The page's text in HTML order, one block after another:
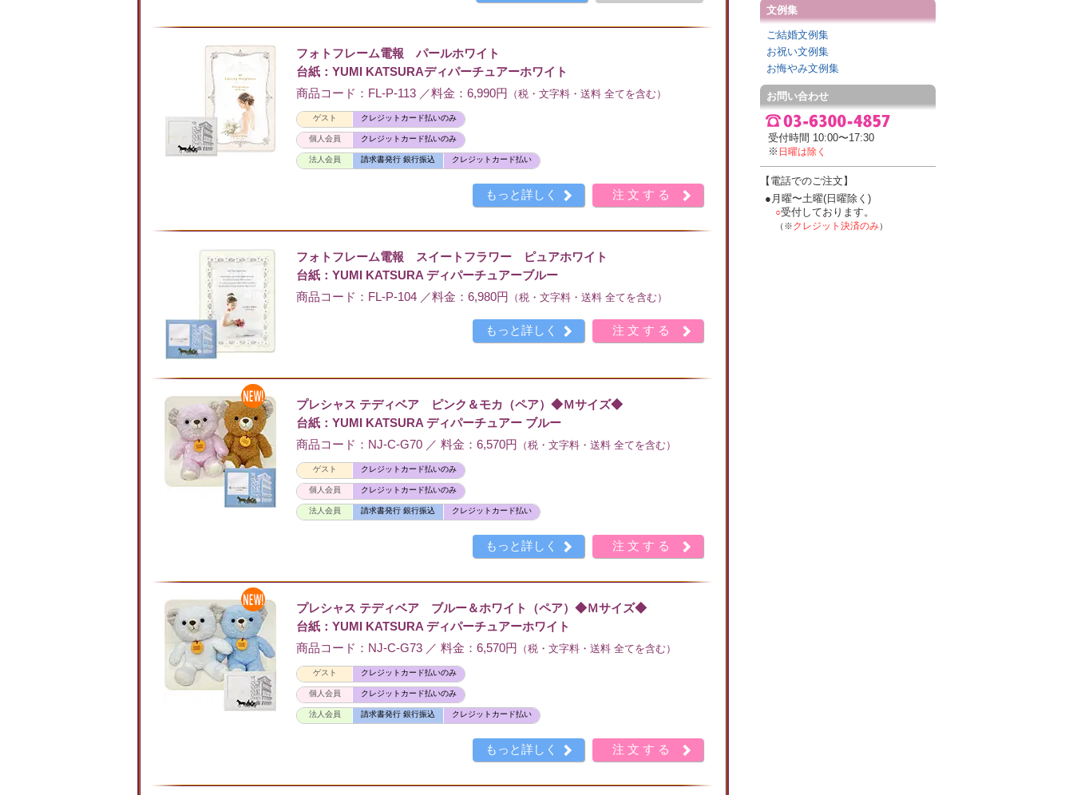
フォトフレーム電報 パールホワイト
台紙：YUMI KATSURAディパーチュアーホワイト
商品コード：FL-P-113 ／料金：6,990円
（税・文字料・送料 全てを含む）
ゲスト クレジットカード払いのみ
個人会員 クレジットカード払いのみ
法人会員 請求書発行 銀行振込 クレジットカード払い
もっと詳しく 注文する
フォトフレーム電報 スイートフラワー ピュアホワイト
台紙：YUMI KATSURA ディパーチュアーブルー
商品コード：FL-P-104 ／料金：6,980円
（税・文字料・送料 全てを含む）
もっと詳しく 注文する
プレシャス テディベア ピンク＆モカ（ペア）◆Ｍサイズ◆
台紙：YUMI KATSURA ディパーチュアー ブルー
商品コード：NJ-C-G70 ／ 料金：6,570円
（税・文字料・送料 全てを含む）
ゲスト クレジットカード払いのみ
個人会員 クレジットカード払いのみ
法人会員 請求書発行 銀行振込 クレジットカード払い
もっと詳しく 注文する
プレシャス テディベア ブルー＆ホワイト（ペア）◆Ｍサイズ◆
台紙：YUMI KATSURA ディパーチュアーホワイト
商品コード：NJ-C-G73 ／ 料金：6,570円
（税・文字料・送料 全てを含む）
ゲスト クレジットカード払いのみ
個人会員 クレジットカード払いのみ
法人会員 請求書発行 銀行振込 クレジットカード払い
もっと詳しく 注文する
文例集
ご結婚文例集
お祝い文例集
お悔やみ文例集
お問い合わせ
受付時間 10:00〜17:30
※ 日曜は除く
【電話でのご注文】
●月曜〜土曜(日曜除く)
○受付しております。
（※クレジット決済のみ）